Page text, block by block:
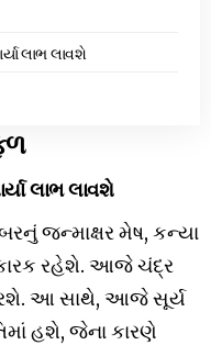
લાભ લાવશે
લાભ લાવશે
જન્માક્ષર મેષ, કન્યા
રહેશે. આજે ચંદ્ર
કરશે. આ સાથે, આજે સૂર્ય
હશે, જેના કારણે